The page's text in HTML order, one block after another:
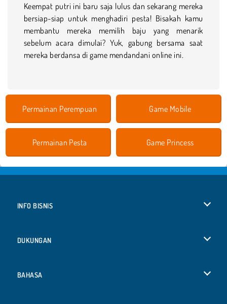
Keempat putri ini baru saja lulus dan sekarang mereka
bersiap-siap untuk menghadiri pesta! Bisakah kamu
membantu mereka memilih baju yang menarik
sebelum acara dimulai? Yuk, gabung bersama saat
mereka berdansa di game mendandani online ini.
Permainan Perempuan Game Mobile
Permainan Pesta Game Princess
INFO BISNIS
DUKUNGAN
BAHASA